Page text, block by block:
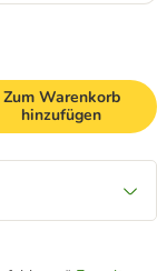
Zum Warenkorb
hinzufügen